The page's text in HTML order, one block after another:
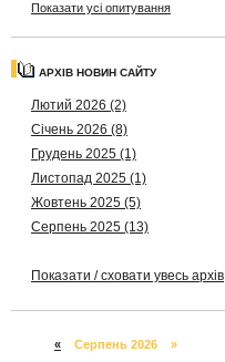
Показати усі опитування
АРХІВ НОВИН САЙТУ
Лютий 2026 (2)
Січень 2026 (8)
Грудень 2025 (1)
Листопад 2025 (1)
Жовтень 2025 (5)
Серпень 2025 (13)
Показати / сховати увесь архів
« Серпень 2026 »